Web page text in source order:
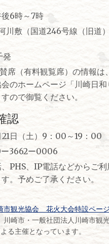
6時～7時
敷（国道246号線（旧道）
（有料観覧席）の情報は
のホームページ「川崎日
ので御覧ください。
認
21日（土）9：00～19：00
ー3662ー0006
PHS、IP電話などからご利
。予めご了承ください。
市観光協会 花火大会特設ペー
川崎市・一般社団法人川崎市観
る主催となっています。